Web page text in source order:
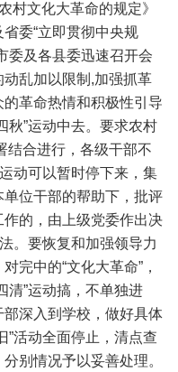
村文化大革命的规定》
委“立即贯彻中央规
委及各县委迅速召开会
乱加以限制,加强抓革
革命热情和积极性引导
秋”运动中去。要求农村
结合进行，各级干部不
动可以暂时停下来，集
位干部的帮助下，批评
的，由上级党委作出决
。要恢复和加强领导力
完中的“文化大革命”，
清”运动搞，不单独进
深入到学校，做好具体
”活动全面停止，清点查
别情况予以妥善处理。